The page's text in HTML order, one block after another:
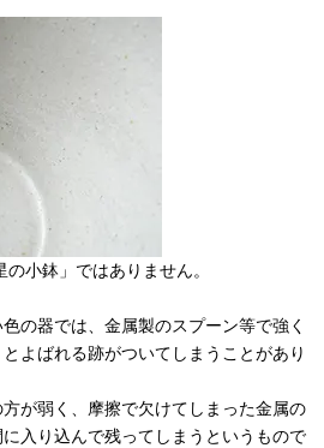
小鉢」ではありません。
の器では、金属製のスプーン等で強く
よばれる跡がついてしまうことがあり
が弱く、摩擦で欠けてしまった金属の
入り込んで残ってしまうというもので